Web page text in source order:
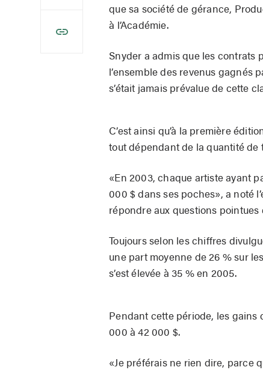
que sa société de gérance,
à l’Académie.
Snyder a admis que les contrats
l’ensemble des revenus gagnés
s’était jamais prévalue de cette
C’est ainsi qu’à la première
tout dépendant de la quantité
«En 2003, chaque artiste ayant
000 $ dans ses poches», a noté
répondre aux questions pointues
Toujours selon les chiffres
une part moyenne de 26 % sur
s’est élevée à 35 % en 2005.
Pendant cette période, les gains
000 à 42 000 $.
«Je préférais ne rien dire, parce